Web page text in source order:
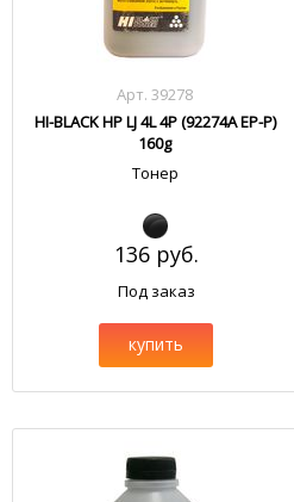
Арт. 39278
HI-BLACK HP LJ 4L 4P (92274A EP-P)
160g
Тонер
136 руб.
Под заказ
купить